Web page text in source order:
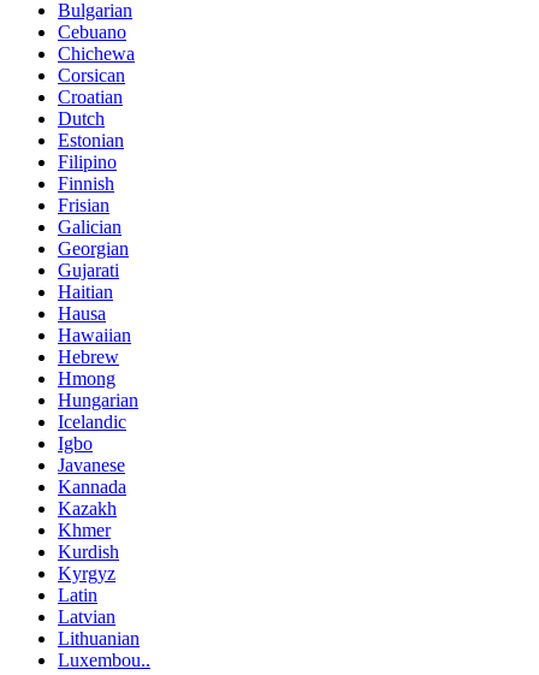
Bulgarian
Cebuano
Chichewa
Corsican
Croatian
Dutch
Estonian
Filipino
Finnish
Frisian
Galician
Georgian
Gujarati
Haitian
Hausa
Hawaiian
Hebrew
Hmong
Hungarian
Icelandic
Igbo
Javanese
Kannada
Kazakh
Khmer
Kurdish
Kyrgyz
Latin
Latvian
Lithuanian
Luxembou..